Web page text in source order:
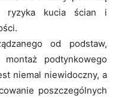
ryzyka kucia ścian i
od podstaw,
podtynkowego
niemal niewidoczny, a
poszczególnych